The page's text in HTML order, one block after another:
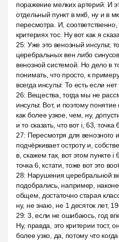
поражение мелких артерий. И
отдельный пункт в мкб, ну и в
пересмотра. И,
критериях тос. Ну вот как я
25: Уже это венозный инсульт,
церебральных вен либо
венозной системой. Но дело в
понимать, что просто, к
всегда инсульт. То есть если
26: Вещества, тогда мы не
инсульт. Вот, и поэтому
как более узкое, чем, ну,
и то сказать, что вот i, 63, точка
27: Пересмотря для венозного
подчёркивает остроту и,
в, скажем так, вот этом пункте i
точка 6, кстати, тоже вот это
28: Нарушения церебральной
подобрались, например,
общем, достаточно старая
ну, не знаю, не 1 десяток лет,
29: 3, если не ошибаюсь, год
Ну, правда, это критерии тост,
более узко, да, потому что